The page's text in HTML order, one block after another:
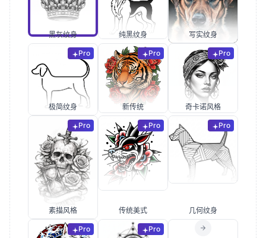
黑灰纹身 纯黑纹身 写实纹身
Pro
极简纹身
Pro
新传统
Pro
奇卡诺风格
Pro
素描风格
Pro
传统美式
Pro
几何纹身
Pro Pro